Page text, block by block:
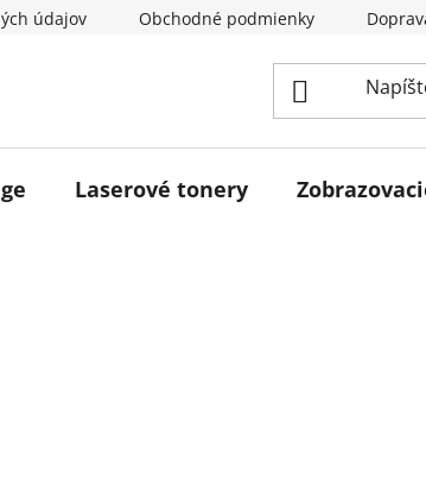
údajov Obchodné podmienky
Laserové tonery